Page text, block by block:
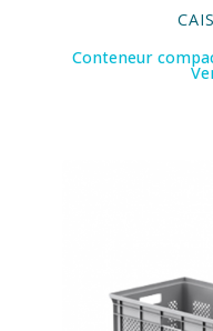
Conteneur